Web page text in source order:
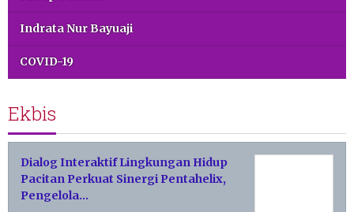
Indrata Nur Bayuaji
COVID-19
Ekbis
Dialog Interaktif Lingkungan Hidup
Pacitan Perkuat Sinergi Pentahelix,
Pengelola…